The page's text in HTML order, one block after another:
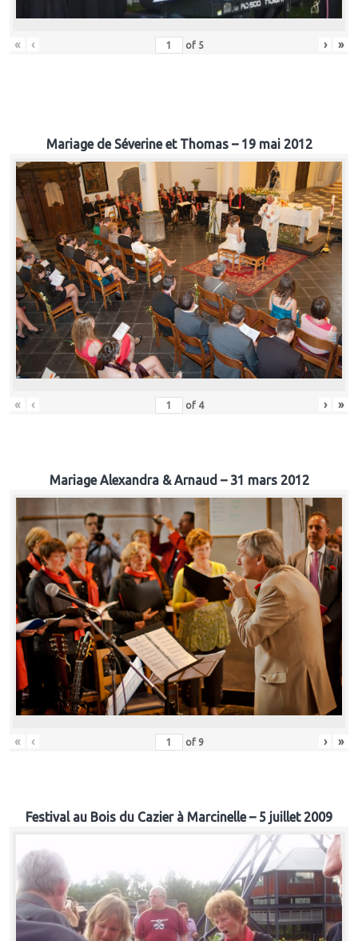
« ‹ of 5 › »
Mariage de Séverine et Thomas – 19 mai 2012
« ‹ of 4 › »
Mariage Alexandra & Arnaud – 31 mars 2012
« ‹ of 9 › »
Festival au Bois du Cazier à Marcinelle – 5 juillet 2009